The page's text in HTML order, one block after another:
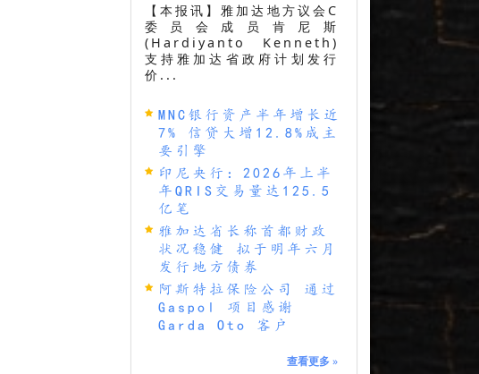
【本报讯】雅加达地方议会C
委员会成员肯尼斯
(Hardiyanto Kenneth)
支持雅加达省政府计划发行
价...
MNC银行资产半年增长近
7% 信贷大增12.8%成主
要引擎
印尼央行：2026年上半
年QRIS交易量达125.5
亿笔
雅加达省长称首都财政
状况稳健 拟于明年六月
发行地方债券
阿斯特拉保险公司 通过
Gaspol 项目感谢
Garda Oto 客户
查看更多 »